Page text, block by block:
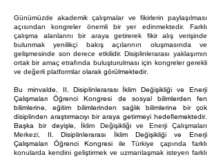
Günümüzde akademik çalışmalar ve fikirlerin paylaşılması
açısından kongreler önemli bir yer edinmektedir. Farklı
çalışma alanlarını bir araya getirerek fikir alış verişinde
bulunmak yenilikçi bakış açılarının oluşmasında ve
gelişmesinde son derece etkilidir. Disiplinlerarası yaklaşımın
ortak bir amaç etrafında buluşturulması için kongreler gerekli
ve değerli platformlarolarak görülmektedir.
Bu minvalde, II. Disiplinlerarası İklim Değişikliği ve Enerji
Çalışmaları Öğrenci Kongresi de sosyal bilimlerden fen
bilimlerine, eğitim bilimlerinden sağlık bilimlerine bir çok
disiplinden araştırmacıyı bir araya getirmeyi hedeflemektedir.
Başka bir deyişle,
İklim Değişikliği ve Enerji Çalışmaları
Merkezi,II. Disiplinlerarası İklim Değişikliği ve Enerji
Çalışmaları Öğrenci Kongresi ile Türkiye çapında farklı
konularda kendini geliştirmek ve uzmanlaşmak isteyen farklı